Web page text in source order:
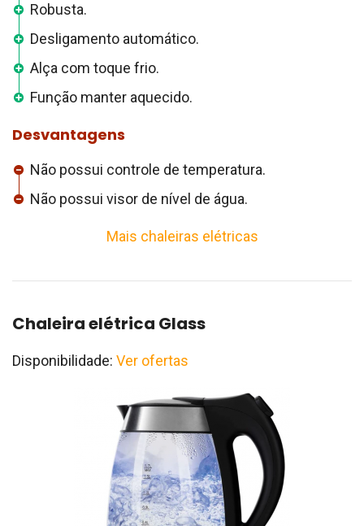
Robusta.
Desligamento automático.
Alça com toque frio.
Função manter aquecido.
Desvantagens
Não possui controle de temperatura.
Não possui visor de nível de água.
Mais chaleiras elétricas
Chaleira elétrica Glass
Disponibilidade: Ver ofertas